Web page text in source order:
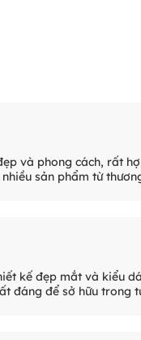
và phong cách, rất
sản phẩm từ
kế đẹp mắt và kiểu
đáng để sở hữu trong